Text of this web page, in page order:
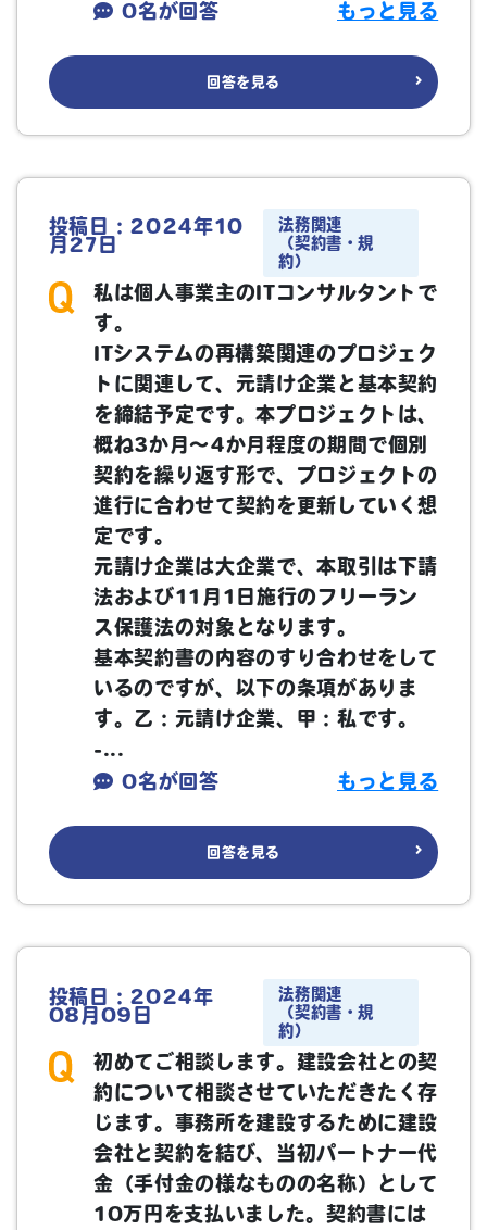
0名が回答
もっと見る
回答を見る
投稿日：2024年10
月27日
法務関連
（契約書・規
約）
私は個人事業主のITコンサルタントで
す。
ITシステムの再構築関連のプロジェク
トに関連して、元請け企業と基本契約
を締結予定です。本プロジェクトは、
概ね3か月～4か月程度の期間で個別
契約を繰り返す形で、プロジェクトの
進行に合わせて契約を更新していく想
定です。
元請け企業は大企業で、本取引は下請
法および11月1日施行のフリーラン
ス保護法の対象となります。
基本契約書の内容のすり合わせをして
いるのですが、以下の条項がありま
す。乙：元請け企業、甲：私です。
-...
0名が回答
もっと見る
回答を見る
投稿日：2024年
08月09日
法務関連
（契約書・規
約）
初めてご相談します。建設会社との契
約について相談させていただきたく存
じます。事務所を建設するために建設
会社と契約を結び、当初パートナー代
金（手付金の様なものの名称）として
10万円を支払いました。契約書には